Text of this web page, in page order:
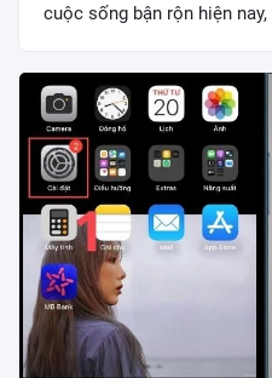
cuộc sống bận rộn hiện